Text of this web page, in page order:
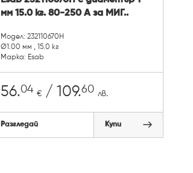
мм 15.0 кг. 80-250 A за МИГ..
Модел: 232110670H
Ø1.00 мм , 15.0 кг
Марка: Esab
56.04 € / 109.60 лв.
Разгледай Купи